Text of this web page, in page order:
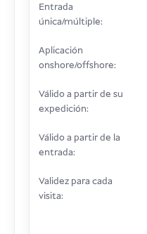
Entrada
única/múltiple:
Aplicación
onshore/offshore:
Válido a partir de su
expedición:
Válido a partir de la
entrada:
Validez para cada
visita: